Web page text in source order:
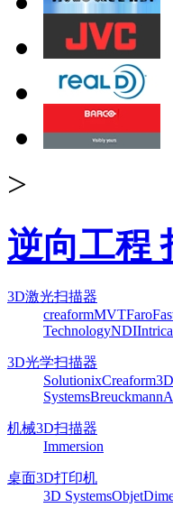
>
逆向工程
3D激光扫描器
creaformMVTFaro
TechnologyNDI
3D光学扫描器
SolutionixCreaform
SystemsBreuckmann
机械3D扫描器
Immersion
桌面3D打印机
3D SystemsObjet